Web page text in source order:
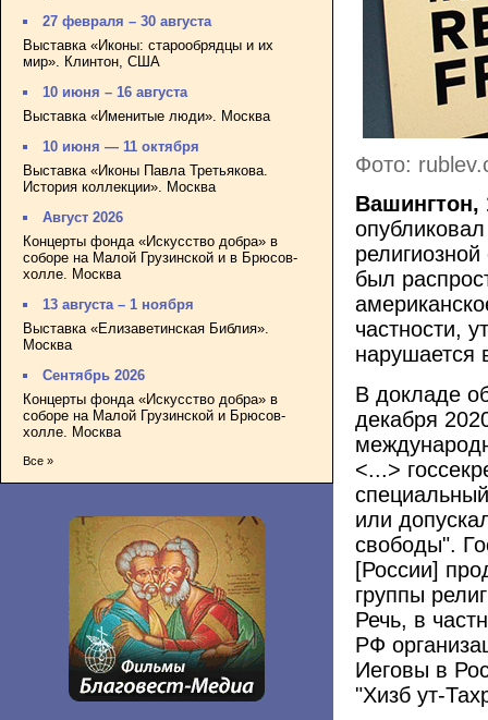
27 февраля – 30 августа
Выставка «Иконы: старообрядцы и их
мир». Клинтон, США
10 июня – 16 августа
Выставка «Именитые люди». Москва
10 июня — 11 октября
Выставка «Иконы Павла Третьякова.
История коллекции». Москва
Август 2026
Концерты фонда «Искусство добра» в
соборе на Малой Грузинской и в Брюсов-
холле. Москва
13 августа – 1 ноября
Выставка «Елизаветинская Библия».
Москва
Сентябрь 2026
Концерты фонда «Искусство добра» в
соборе на Малой Грузинской и Брюсов-
холле. Москва
Все »
Фото:
Вашингтон,
был
частности,
нарушается
В докладе
декабря
<...>
или
свободы".
[России]
группы
Речь, в
РФ
Иеговы в
"Хизб ут-